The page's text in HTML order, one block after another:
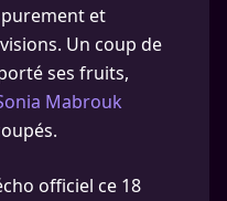
et
Un coup de
ses fruits,
Mabrouk
officiel ce 18